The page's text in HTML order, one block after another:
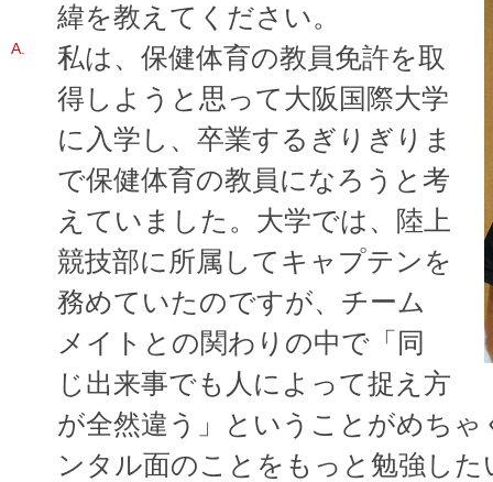
緯を教えてください。
私は、保健体育の教員免許を取
得しようと思って大阪国際大学
に入学し、卒業するぎりぎりま
で保健体育の教員になろうと考
えていました。大学では、陸上
競技部に所属してキャプテンを
務めていたのですが、チーム
メイトとの関わりの中で「同
じ出来事でも人によって捉え方
が全然違う」ということがめち
ンタル面のことをもっと勉強し